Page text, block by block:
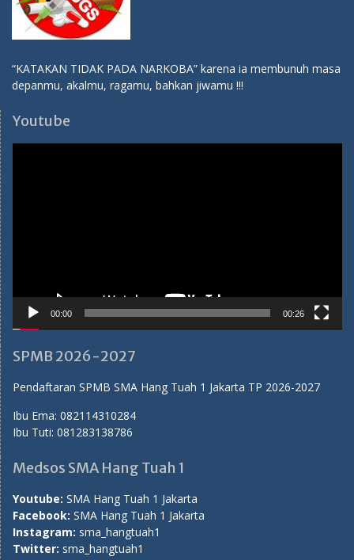
“KATAKAN TIDAK PADA NARKOBA” karena ia membunuh masa
depanmu, akalmu, ragamu, bahkan jiwamu !!!
Youtube
00:00 00:26
SPMB 2026-2027
Pendaftaran SPMB SMA Hang Tuah 1 Jakarta TP 2026-2027
Ibu Ema: 082114310284
Ibu Tuti: 081283138786
Medsos SMA Hang Tuah 1
Youtube: SMA Hang Tuah 1 Jakarta
Facebook: SMA Hang Tuah 1 Jakarta
Instagram: sma_hangtuah1
Twitter: sma_hangtuah1